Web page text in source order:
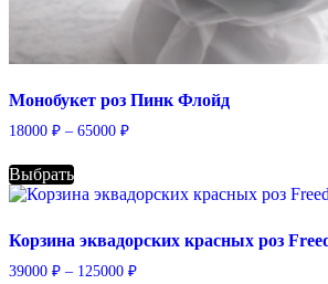
Монобукет роз Пинк Флойд
18000 ₽ – 65000 ₽
65000 ₽
Выбрать
Этот
имеет
несколько
вариаций.
Корзина эквадорских красных роз
39000 ₽ – 125000 ₽